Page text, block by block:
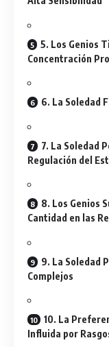
5. Los Genios
Concentración
6. La Soledad
7. La Soledad
Regulación del
8. Los Genios
Cantidad en las
9. La Soledad
Complejos
10. La
Influida por